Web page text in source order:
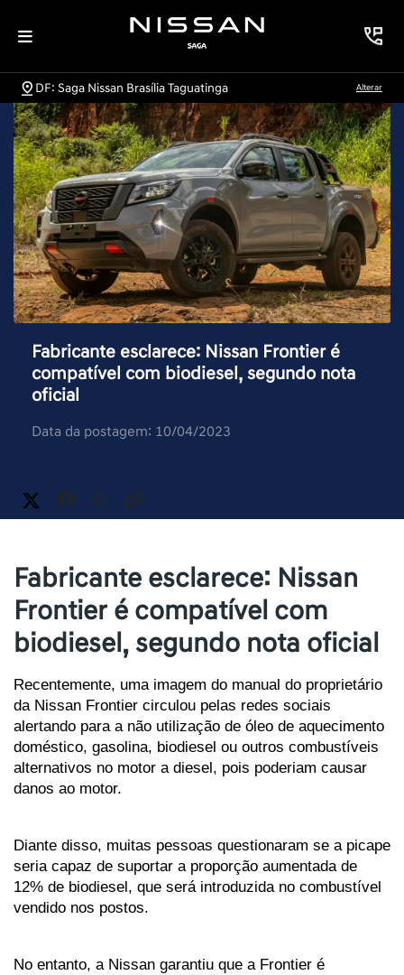
DF: Saga Nissan Brasília Taguatinga Alterar
Fabricante esclarece: Nissan Frontier é
compatível com biodiesel, segundo nota
oficial
Data da postagem: 10/04/2023
Fabricante esclarece: Nissan
Frontier é compatível com
biodiesel, segundo nota oficial
Recentemente, uma imagem do manual do proprietário
da Nissan Frontier circulou pelas redes sociais
alertando para a não utilização de óleo de aquecimento
doméstico, gasolina, biodiesel ou outros combustíveis
alternativos no motor a diesel, pois poderiam causar
danos ao motor.
Diante disso, muitas pessoas questionaram se a picape
seria capaz de suportar a proporção aumentada de
12% de biodiesel, que será introduzida no combustível
vendido nos postos.
No entanto, a Nissan garantiu que a Frontier é